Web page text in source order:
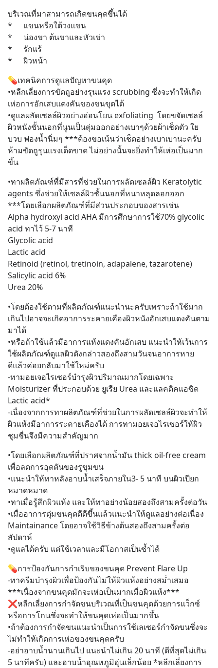
บริเวณที่มาสามารถเกิดขนคุดขึ้นได้
* 		แขนหรือใต้วงแขน
* 		น่องขา ต้นขาและหัวเข่า
* 		รักแร้
* 		ผิวหน้า
💊เทคนิคการดูแลปัญหาขนคุด
•หลีกเลี่ยงการขัดถูอย่างรุนแรง scrubbing ซึ่งจะทำให้เกิด
เห่อการอักเสบแดงคันของขนขุดได้
•ดูแลผลัดเซลล์ผิวอย่างอ่อนโยน exfoliating  โดยขจัดเซลล์
ผิวหนังชั้นนอกที่นูนเป็นตุ่มออกอย่างเบาๆด้วยผ้าเช็ดตัว ใย
บวบ ฟองน้ำนิ่มๆ ***ต้องขอเน้นว่าเช็ดอย่างเบาเบานะครับ
ห้ามขัดถูรุนแรงเด็ดขาด ไม่อย่างนั้นจะยิ่งทำให้เห่อเป็นมาก
ขึ้น
•ทาผลิตภัณฑ์ที่มีสารที่ช่วยในการผลัดเซลล์ผิว Keratolytic
agents ซึ่งช่วยให้เซลล์ผิวชั้นนอกที่หนาหลุดลอกออก
***โดยเลือกผลิตภัณฑ์ที่มีส่วนประกอบของสารเช่น
Alpha hydroxyl acid AHA มีการศึกษาการใช้70% glycolic
acid ทาไว้ 5-7 นาที
Glycolic acid
Lactic acid
Retinoid (retinol, tretinoin, adapalene, tazarotene)
Salicylic acid 6%
Urea 20%
•โดยต้องใช้ตามที่ผลิตภัณฑ์แนะนำนะครับเพราะถ้าใช้มาก
เกินไปอาจจะเกิดอาการระคายเคืองผิวหนังอักเสบแดงคันตาม
มาได้
•หรือถ้าใช้แล้วมีอาการแห้งแดงคันอักเสบ แนะนำให้เว้นการ
ใช้ผลิตภัณฑ์ดูแลผิวดังกล่าวสองถึงสามวันจนอาการหาย
ดีแล้วค่อยกลับมาใช้ใหม่ครับ
-ทามอยเจอไรเซอร์บำรุงผิวปริมาณมากโดยเฉพาะ
Moisturizer ที่ประกอบด้วย ยูเรีย Urea และแลคติคแอซิด
Lactic acid*
-เนื่องจากการทาผลิตภัณฑ์ที่ช่วยในการผลัดเซลล์ผิวจะทำให้
ผิวแห้งมีอาการระคายเคืองได้ การทามอยเจอไรเซอร์ให้ผิว
ชุมชื่นจึงมีความสำคัญมาก
•โดยเลือกผลิตภัณฑ์ที่ปราศจากน้ำมัน thick oil-free cream
เพื่อลดการอุดตันของรูขุมขน
•แนะนำให้ทาหลังอาบน้ำเสร็จภายใน3- 5 นาที บนผิวเปียก
หมาดหมาด
•ทาเมื่อรู้สึกผิวแห้ง และให้ทาอย่างน้อยสองถึงสามครั้งต่อวัน
•เมื่ออาการตุ่มขนคุดดีดีขึ้นแล้วแนะนำให้ดูแลอย่างต่อเนื่อง
Maintainance โดยอาจใช้วิธีข้างต้นสองถึงสามครั้งต่อ
สัปดาห์
•ดูแลได้ครับ แต่ใช้เวลาและมีโอกาสเป็นซ้ำได้
💊การป้องกันการกำเริบของขนคุด Prevent Flare Up
-ทาครีมบำรุงผิวเพื่อป้องกันไม่ให้ผิวแห้งอย่างสม่ำเสมอ
***เนื่องจากขนคุดมักจะเห่อเป็นมากเมื่อผิวแห้ง***
❌หลีกเลี่ยงการกำจัดขนบริเวณที่เป็นขนคุดด้วยการแว็กซ์
หรือการโกนซึ่งจะทำให้ขนคุดเห่อเป็นมากขึ้น
•ถ้าต้องการกำจัดขนแนะนำเป็นการใช้เลเซอร์กำจัดขนซึ่งจะ
ไม่ทำให้เกิดการเห่อของขนคุดครับ
-อย่าอาบน้ำนานเกินไป แนะนำไม่เกิน 20 นาที (ดีที่สุดไม่เกิน
5 นาทีครับ) และอาบน้ำอุณหภูมิอุ่นเล็กน้อย *หลีกเลี่ยงการ